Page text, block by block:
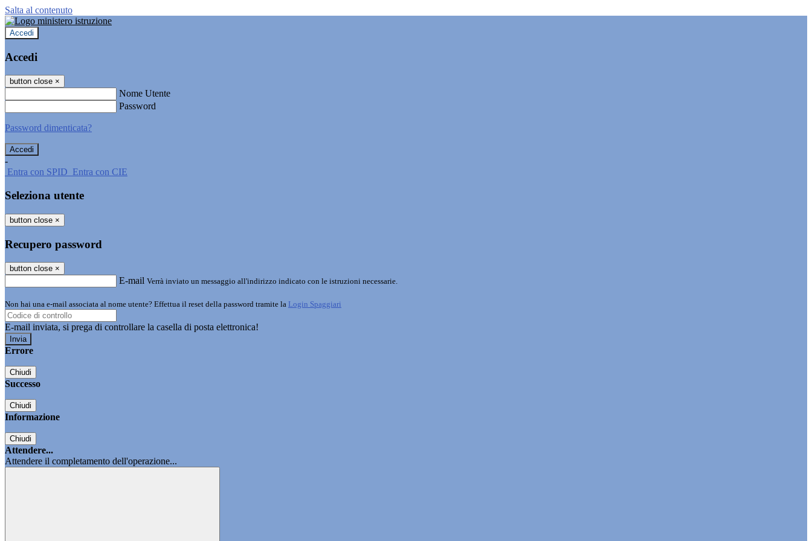
Salta al contenuto
Accedi
Accedi
button close ×
Nome Utente
Password
Password dimenticata?
-
Entra con SPID Entra con CIE
Seleziona utente
button close ×
Recupero password
button close ×
E-mail Verrà inviato un messaggio all'indirizzo indicato con le istruzioni necessarie.
Non hai una e-mail associata al nome utente? Effettua il reset della password tramite la Login Spaggiari
E-mail inviata, si prega di controllare la casella di posta elettronica!
Errore
Chiudi
Successo
Chiudi
Informazione
Chiudi
Attendere...
Attendere il completamento dell'operazione...